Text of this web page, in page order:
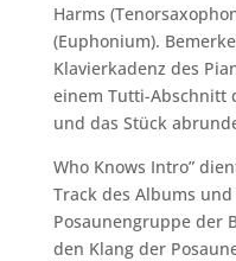
Harms
(Euphonium).
Klavierkadenz des
einem Tutti-Abschnitt
und das Stück
Who Knows Intro”
Track des Albums
Posaunengruppe der
den Klang der